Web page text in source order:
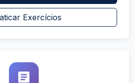
Exercícios